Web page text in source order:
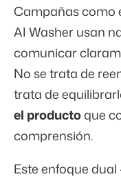
Campañas como
AI Washer usan
comunicar
No se trata de
trata de
el productoque
comprensión.
Este enfoque